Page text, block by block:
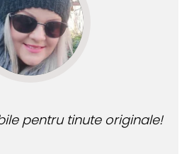
pentru tinute originale!